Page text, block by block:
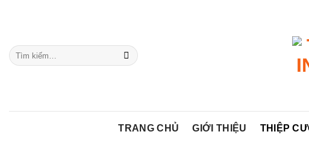
dung
Tìm
kiếm:
TRANG CHỦ GIỚI THIỆU THIỆP